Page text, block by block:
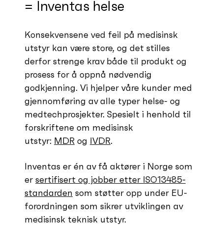
= Inventas helse
Konsekvensene ved feil på medisinsk
utstyr kan være store, og det stilles
derfor strenge krav både til produkt og
prosess for å oppnå nødvendig
godkjenning. Vi hjelper våre kunder med
gjennomføring av alle typer helse- og
medtechprosjekter. Spesielt i henhold til
forskriftene om medisinsk
utstyr: MDR og IVDR.
Inventas er én av få aktører i Norge som
er sertifisert og jobber etter ISO13485-
standarden som støtter opp under EU-
forordningen som sikrer utviklingen av
medisinsk teknisk utstyr.